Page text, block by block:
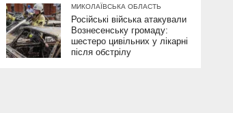
МИКОЛАЇВСЬКА ОБЛАСТЬ
Російські війська атакували
Вознесенську громаду:
шестеро цивільних у лікарні
після обстрілу